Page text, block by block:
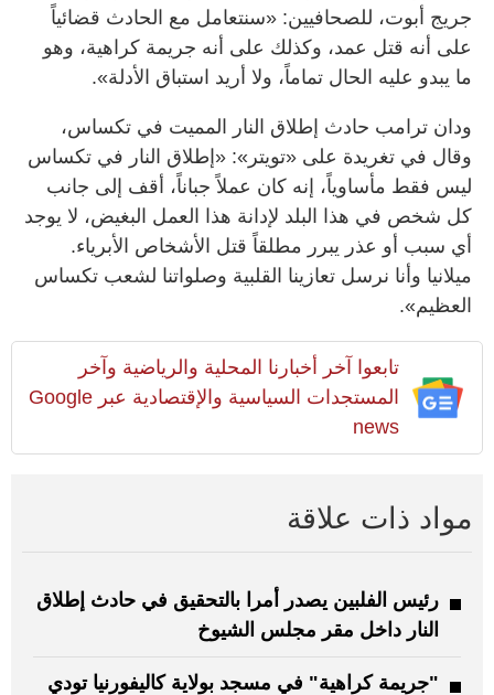
جريج أبوت، للصحافيين: «سنتعامل مع الحادث‭‭ ‬‬قضائياً
على أنه قتل عمد، وكذلك على أنه جريمة كراهية، وهو
ما يبدو عليه الحال تماماً، ولا أريد استباق الأدلة».
ودان ترامب حادث إطلاق النار المميت في تكساس،
وقال في تغريدة على «تويتر»: «إطلاق النار في تكساس
ليس فقط مأساوياً، إنه كان عملاً جباناً، أقف إلى جانب
كل شخص في هذا البلد لإدانة هذا العمل البغيض، لا يوجد
أي سبب أو عذر يبرر مطلقاً قتل الأشخاص الأبرياء.
ميلانيا وأنا نرسل تعازينا القلبية وصلواتنا لشعب تكساس
العظيم».
تابعوا آخر أخبارنا المحلية والرياضية وآخر
المستجدات السياسية والإقتصادية عبر Google
news
مواد ذات علاقة
رئيس الفلبين يصدر أمرا بالتحقيق في حادث إطلاق
النار داخل مقر مجلس الشيوخ
"جريمة كراهية" في مسجد بولاية كاليفورنيا تودي